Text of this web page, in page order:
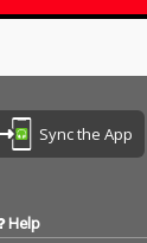
Sync the App
Help